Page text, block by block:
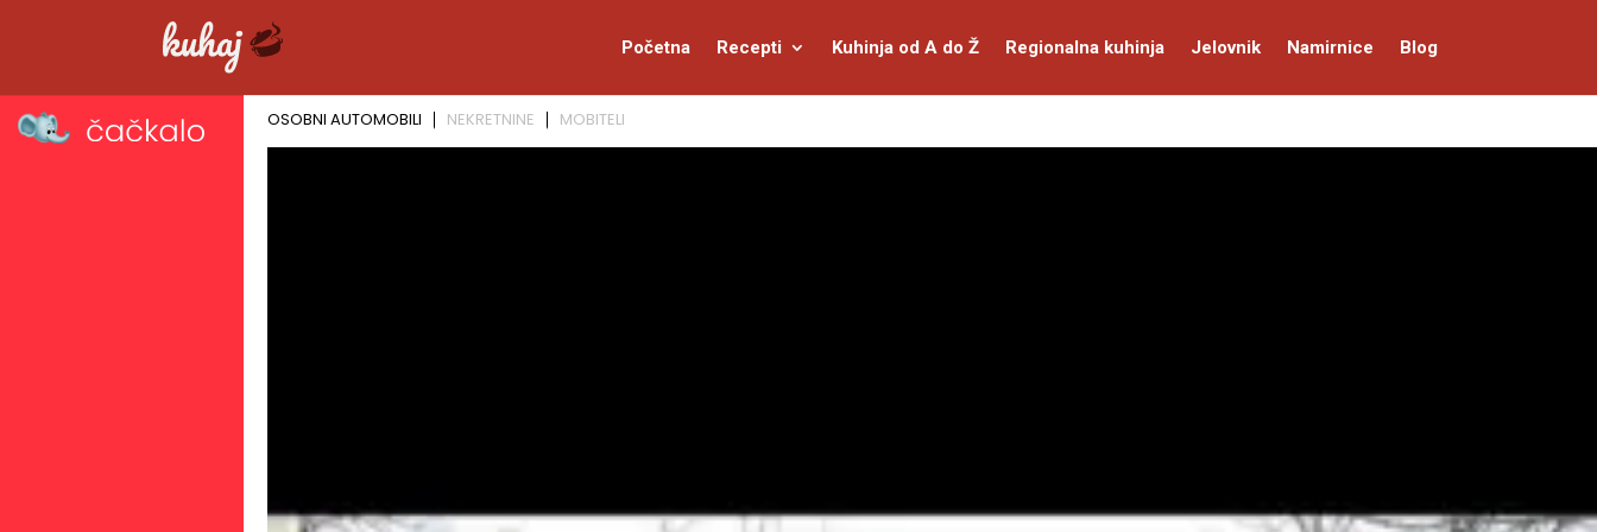
Početna Recepti Kuhinja od A do Ž Regionalna kuhinja Jelovnik Namirnice Blog